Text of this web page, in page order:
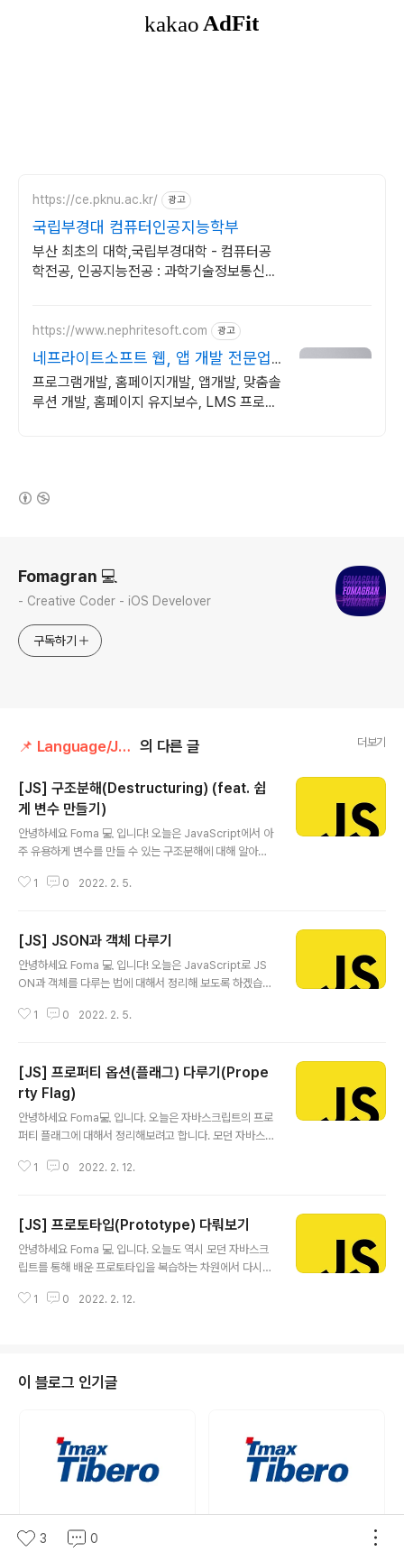
https://ce.pknu.ac.kr/ 광고
국립부경대 컴퓨터인공지능학부
부산 최초의 대학,국립부경대학 - 컴퓨터공
학전공, 인공지능전공 : 과학기술정보통신부
https://www.nephritesoft.com 광고
네프라이트소프트 웹, 앱 개발 전문업
체
프로그램개발, 홈페이지개발, 앱개발, 맞춤솔
루션 개발, 홈페이지 유지보수, LMS 프로그
Fomagran 💻
- Creative Coder - iOS Develover
구독하기
📌 Language/Javascript 의 다른 글 더보기
[JS] 구조분해(Destructuring) (feat. 쉽
게 변수 만들기)
안녕하세요 Foma 💻 입니다! 오늘은 JavaScript에서 아
주 유용하게 변수를 만들 수 있는 구조분해에 대해 알아보
만들기 대괄호를 이용해서 변수에 값을 할당할 수 있습니
ran" 문자열 분해해서 변수 만들기 문자열을 원하는 단위
로 분해하여 변수로 만들 수 있습니다. let fomagran = "f
oma,gran" let [foma,gran] = fomagran.split(',') co
a..
1 0 2022. 2. 5.
[JS] JSON과 객체 다루기
안녕하세요 Foma 💻 입니다! 오늘은 JavaScript로 JS
ON과 객체를 다루는 법에 대해서 정리해 보도록 하겠습니
tringify(객체) 구문을 사용하시면 됩니다. let user = { n
e.log(json) //{"name":"foma","age":27,"color":"Bl
ack"} 만약 메서드나 undefined값을 가진 프로퍼티가 있
다면 자동으로 무시합니다. user.sayHi = function() { p
rint("sayHi") } user.somthing = un..
1 0 2022. 2. 5.
[JS] 프로퍼티 옵션(플래그) 다루기(Prope
rty Flag)
안녕하세요 Foma💻 입니다. 오늘은 자바스크립트의 프로
퍼티 플래그에 대해서 정리해보려고 합니다. 모던 자바스
이해한 방식으로 적어보겠습니다! 바로 시작할게요~ Pro
티를 수정할 수 있게 설정하는 플래그 2. enumrable 해
당 프로퍼티를 나열할 수 있게 설정하는 플래그 3. config
urable 해당 프로퍼티를 삭제, 플래그 수정이 가능하게 설
etOwnPropertyDescriptor(객체,프로퍼티명)으로 확
1 0 2022. 2. 12.
[JS] 프로토타입(Prototype) 다뤄보기
안녕하세요 Foma 💻 입니다. 오늘도 역시 모던 자바스크
립트를 통해 배운 프로토타입을 복습하는 차원에서 다시
pe이란? 자바스크립트의 모든 객체는 숨김 프로퍼티로 Pr
현재 객체의 '프로토타입'이라고 부른다. Prototype 설정
하기 1. __proto__ 운동선수를 지칭하는 'player'라는 객
1 0 2022. 2. 12.
이 블로그 인기글
[Tibero] Tibero 윈도우10에
[Tibero] Tibero Studio란?
3 0